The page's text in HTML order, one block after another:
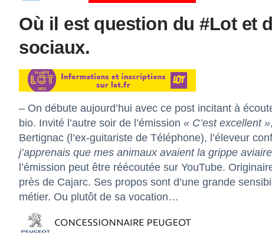
Où il est question du #Lot et
sociaux.
– On débute aujourd’hui avec ce post incitant à
bio. Invité l’autre soir de l’émission « C’est excellent »
Bertignac (l’ex-guitariste de Téléphone), l’éleveur
j’apprenais que mes animaux avaient la grippe
l’émission peut être réécoutée sur YouTube.
près de Cajarc. Ses propos sont d’une grande
métier. Ou plutôt de sa vocation…